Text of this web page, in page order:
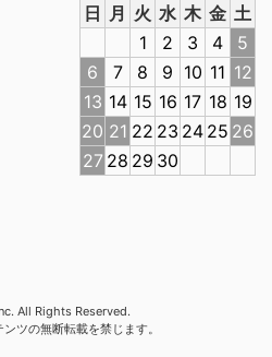
日 月 火 水 木 金 土
1
2 3 4
5
6
7 8 9 10 11 12
13 14 15 16 17 18 19
20 21 22 23 24 25 26
27 28 29 30
All Rights Reserved.
ツの無断転載を禁じます。